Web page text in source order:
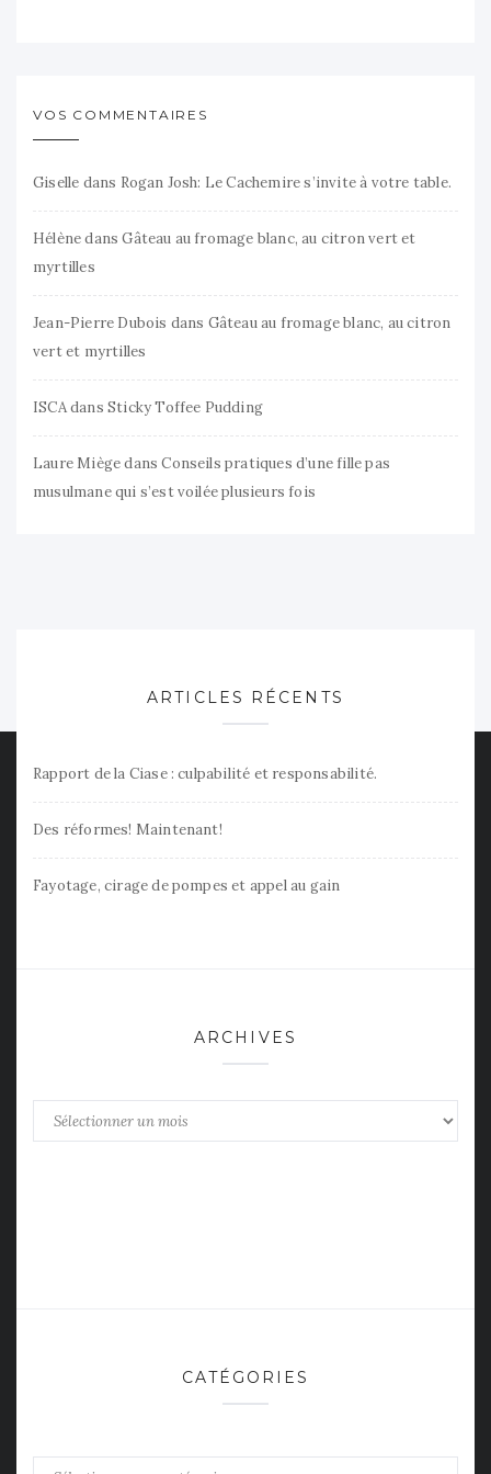
VOS COMMENTAIRES
Giselle dans Rogan Josh: Le Cachemire s’invite à votre table.
HélènedansGâteau au fromage blanc, au citron vert et
myrtilles
Jean-Pierre Dubois dans Gâteau au fromage blanc, au citron
vert et myrtilles
ISCAdans Sticky Toffee Pudding
Laure MiègedansConseils pratiques d’une fille pas
musulmane qui s’est voilée plusieurs fois
ARTICLES RÉCENTS
Rapport de la Ciase : culpabilité et responsabilité.
Des réformes! Maintenant!
Fayotage, cirage de pompes et appel au gain
ARCHIVES
Archives
CATÉGORIES
Catégories